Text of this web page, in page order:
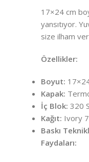
17×24 cm
yansıtıyor.
size ilham
Özellikler:
Boyut:
Kapak:
İç Blok: 320
Kağıt: Ivory
Baskı
Faydaları: